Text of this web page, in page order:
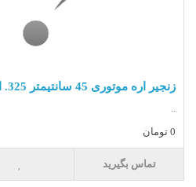
زنجیر اره موتوری 45 سانتیمتر 325. اورگن OREGON
..
0 تومان
تماس بگیرید